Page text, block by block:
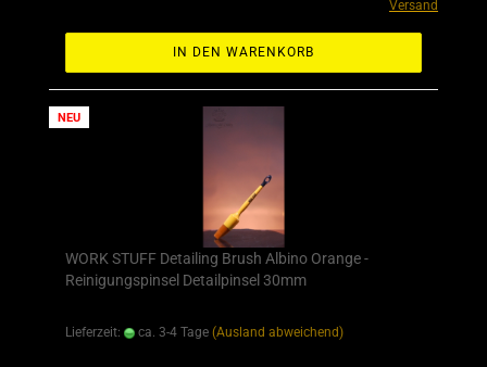
Versand
IN DEN WARENKORB
NEU
WORK STUFF Detailing Brush Albino Orange -
Reinigungspinsel Detailpinsel 30mm
Lieferzeit: ca. 3-4 Tage (Ausland abweichend)